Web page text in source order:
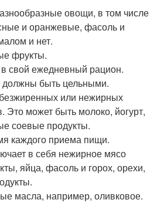
овощи, в том числе
и оранжевые, фасоль и
и нет.
фрукты.
свой ежедневный рацион.
быть цельными.
или нежирных
Это может быть молоко, йогурт,
соевые продукты.
каждого приема пищи.
в себя нежирное мясо
яйца, фасоль и горох, орехи,
масла, например, оливковое.